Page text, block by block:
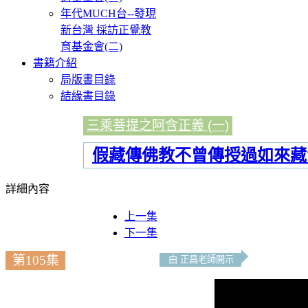
年代MUCH台--發現
新台灣 採訪正覺教
育基金會(二)
書籍介紹
局版書目錄
結緣書目錄
三乘菩提之阿含正義 (一)
假藏傳佛教不曾傳授過如來
詳細內容
上一集
下一集
第105集 由 正昌老師開示